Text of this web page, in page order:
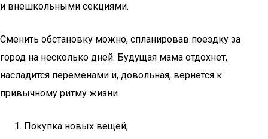
и внешкольными секциями.
Сменить обстановку можно, спланировав поездку за
город на несколько дней. Будущая мама отдохнет,
насладится переменами и, довольная, вернется к
привычному ритму жизни.
Покупка новых вещей;